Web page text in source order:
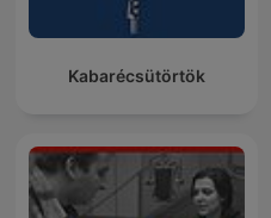
Kabarécsütörtök